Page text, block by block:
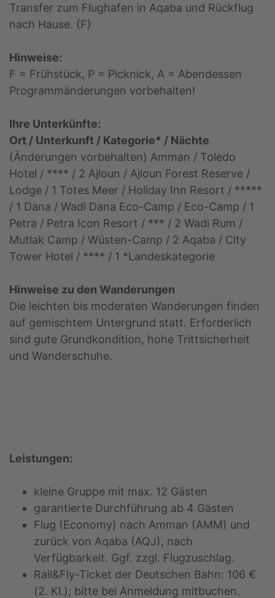
Transfer zum Flughafen in Aqaba und Rückflug
nach Hause. (F)
Hinweise:
F = Frühstück, P = Picknick, A = Abendessen
Programmänderungen vorbehalten!
Ihre Unterkünfte:
Ort / Unterkunft / Kategorie* / Nächte
(Änderungen vorbehalten) Amman / Toledo
Hotel / **** / 2 Ajloun / Ajloun Forest Reserve /
Lodge / 1 Totes Meer / Holiday Inn Resort / *****
/ 1 Dana / Wadi Dana Eco-Camp / Eco-Camp / 1
Petra / Petra Icon Resort / *** / 2 Wadi Rum /
Mutlak Camp / Wüsten-Camp / 2 Aqaba / City
Tower Hotel / **** / 1 *Landeskategorie
Hinweise zu den Wanderungen
Die leichten bis moderaten Wanderungen finden
auf gemischtem Untergrund statt. Erforderlich
sind gute Grundkondition, hohe Trittsicherheit
und Wanderschuhe.
Leistungen:
kleine Gruppe mit max. 12 Gästen
garantierte Durchführung ab 4 Gästen
Flug (Economy) nach Amman (AMM) und
zurück von Aqaba (AQJ), nach
Verfügbarkeit. Ggf. zzgl. Flugzuschlag.
Rail&Fly-Ticket der Deutschen Bahn: 106 €
(2. Kl.); bitte bei Anmeldung mitbuchen.